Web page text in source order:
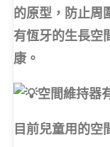
的原型，防止周
有恆牙的生長空
康。
空間維持器
目前兒童用的空